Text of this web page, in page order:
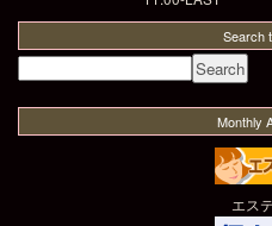
Search
Monthly
エス